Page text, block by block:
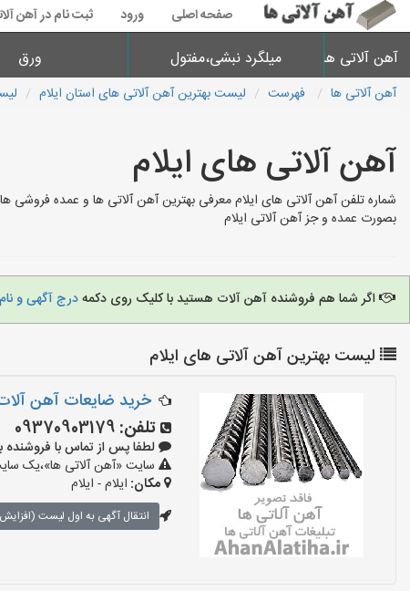
صفحه اصلی ورود ثبت نام در آهن
آهن آلاتی ها میلگرد نبشی،مفتول ورق
آهن آلاتی ها فهرست لیست بهترین آهن آلاتی های استان ایلام
آهن آلاتی های ایلام
شماره تلفن آهن آلاتی های ایلام معرفی بهترین آهن آلاتی ها و عمده فروشی
بصورت عمده و جز آهن آلاتی ایلام
اگر شما هم فروشنده آهن آلات هستید با کلیک روی دکمهدرج آگهی و
لیست بهترین آهن آلاتی های ایلام
خرید ضایعات آهن آلات
تلفن: 09370903179
لطفا پس از تماس با فروشنده
سایت «آهن آلاتی ها»،یک
مکان: ایلام - ایلام
انتقال آگهی به اول لیست (افزایش